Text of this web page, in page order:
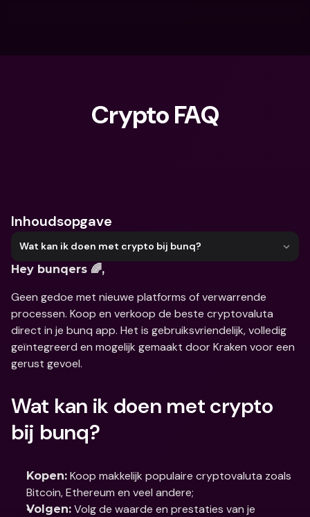
Crypto FAQ
Inhoudsopgave
Wat kan ik doen met crypto bij bunq?
Hey bunqers 🌈,
Geen gedoe met nieuwe platforms of verwarrende
processen. Koop en verkoop de beste cryptovaluta
direct in je bunq app. Het is gebruiksvriendelijk, volledig
geïntegreerd en mogelijk gemaakt door Kraken voor een
gerust gevoel.
Wat kan ik doen met crypto
bij bunq?
Kopen: Koop makkelijk populaire cryptovaluta zoals
Bitcoin, Ethereum en veel andere;
Volgen: Volg de waarde en prestaties van je